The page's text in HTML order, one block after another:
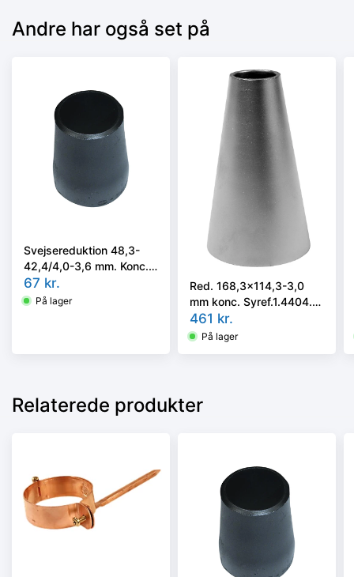
Andre har også set på
Svejsereduktion 48,3-
42,4/4,0-3,6 mm. Konc.
Kval. P235GH, EN 10253-
2 type B
67 kr.
På lager
Red. 168,3x114,3-3,0
mm konc. Syref.1.4404.
ISO 5251/EN10253-3 el.
4 i vort valg
461 kr.
På lager
Relaterede produkter